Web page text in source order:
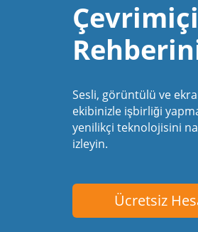
Sesli, görüntülü ve
ekibinizle işbirliği
yenilikçi teknolojisini
izleyin.
Ücretsiz